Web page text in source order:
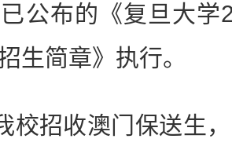
公布的《复旦大学
生简章》执行。
招收澳门保送生，